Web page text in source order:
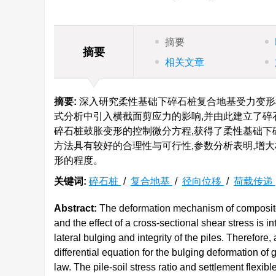
摘要
摘要
相关文章
摘要: 深入研究柔性基础下碎石桩复合地基受力变
式分析中引入横截面剪应力的影响,并由此建立了
碎石桩鼓胀变形的控制微分方程,获得了柔性基础
方法具有较好的合理性与可行性,参数分析表明,增
形的程度。
关键词: 碎石桩 / 复合地基 / 径向位移 / 荷载传递
Abstract: The deformation mechanism of
and the effect of a cross-sectional shear stress is
lateral bulging and integrity of the piles.
differential equation for the bulging deformation
law. The pile-soil stress ratio and settlement